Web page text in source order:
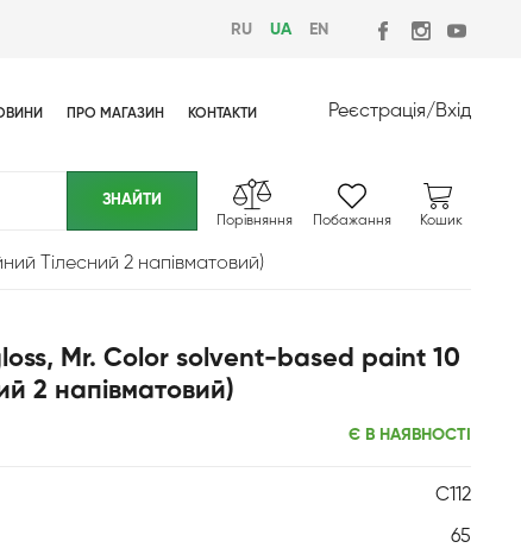
RU UA EN
ПРО МАГАЗИН КОНТАКТИ Реєстрація/Вхід
Порівняння Побажання Кошик
Тілесний 2 напівматовий)
Mr. Color solvent-based paint 10
2 напівматовий)
Є В НАЯВНОСТІ
C112
65